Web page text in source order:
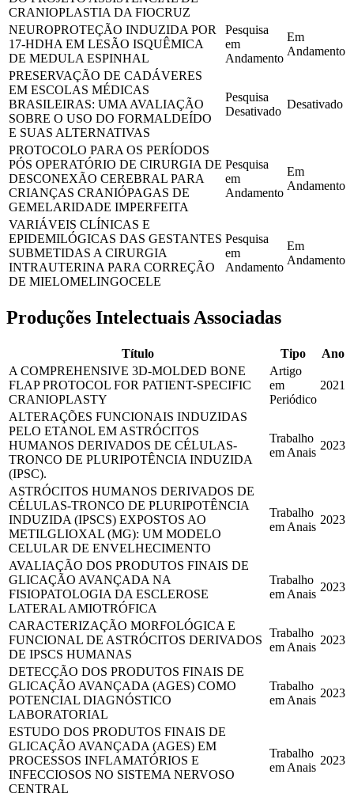
CRANIOPLASTIA DA FIOCRUZ
NEUROPROTEÇÃO INDUZIDA POR
17-HDHA EM LESÃO ISQUÊMICA
DE MEDULA ESPINHAL
Pesquisa
em
Andamento
Em
Andamento
PRESERVAÇÃO DE CADÁVERES
EM ESCOLAS MÉDICAS
BRASILEIRAS: UMA AVALIAÇÃO
SOBRE O USO DO FORMALDEÍDO
E SUAS ALTERNATIVAS
Pesquisa
Desativado
Desativado
PROTOCOLO PARA OS PERÍODOS
PÓS OPERATÓRIO DE CIRURGIA DE
DESCONEXÃO CEREBRAL PARA
CRIANÇAS CRANIÓPAGAS DE
GEMELARIDADE IMPERFEITA
Pesquisa
em
Andamento
Em
Andamento
VARIÁVEIS CLÍNICAS E
EPIDEMILÓGICAS DAS GESTANTES
SUBMETIDAS A CIRURGIA
INTRAUTERINA PARA CORREÇÃO
DE MIELOMELINGOCELE
Pesquisa
em
Andamento
Em
Andamento
Produções Intelectuais Associadas
Título Tipo
Ano
A COMPREHENSIVE 3D-MOLDED BONE
FLAP PROTOCOL FOR PATIENT-SPECIFIC
CRANIOPLASTY
Artigo
em
Periódico
2021
ALTERAÇÕES FUNCIONAIS INDUZIDAS
PELO ETANOL EM ASTRÓCITOS
HUMANOS DERIVADOS DE CÉLULAS-
TRONCO DE PLURIPOTÊNCIA INDUZIDA
(IPSC).
Trabalho
em Anais
2023
ASTRÓCITOS HUMANOS DERIVADOS DE
CÉLULAS-TRONCO DE PLURIPOTÊNCIA
INDUZIDA (IPSCS) EXPOSTOS AO
METILGLIOXAL (MG): UM MODELO
CELULAR DE ENVELHECIMENTO
Trabalho
em Anais
2023
AVALIAÇÃO DOS PRODUTOS FINAIS DE
GLICAÇÃO AVANÇADA NA
FISIOPATOLOGIA DA ESCLEROSE
LATERAL AMIOTRÓFICA
Trabalho
em Anais
2023
CARACTERIZAÇÃO MORFOLÓGICA E
FUNCIONAL DE ASTRÓCITOS DERIVADOS
DE IPSCS HUMANAS
Trabalho
em Anais
2023
DETECÇÃO DOS PRODUTOS FINAIS DE
GLICAÇÃO AVANÇADA (AGES) COMO
POTENCIAL DIAGNÓSTICO
LABORATORIAL
Trabalho
em Anais
2023
ESTUDO DOS PRODUTOS FINAIS DE
GLICAÇÃO AVANÇADA (AGES) EM
PROCESSOS INFLAMATÓRIOS E
INFECCIOSOS NO SISTEMA NERVOSO
CENTRAL
Trabalho
em Anais
2023